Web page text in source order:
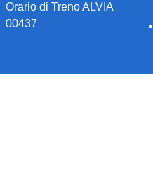
Orario di Treno ALVIA
00437